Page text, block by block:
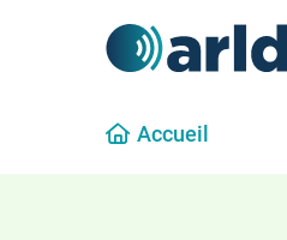
Accueil